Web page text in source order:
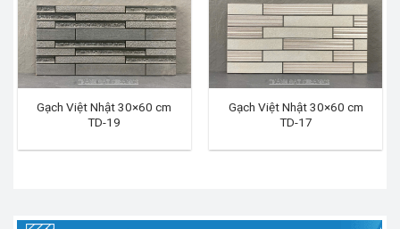
Gạch Việt Nhật 30×60 cm
TD-19
Gạch Việt Nhật 30×60 cm
TD-17